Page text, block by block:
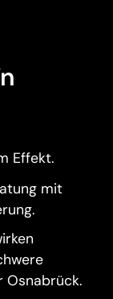
Effekt.
mit
Osnabrück.